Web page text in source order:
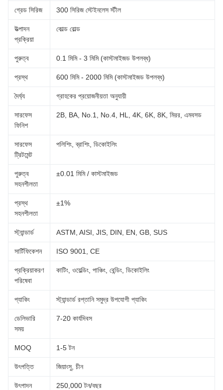
গ্রেড সিরিজ 300 সিরিজ স্টেইনলেস স্টীল
উত্পাদন
প্রক্রিয়া
কোল্ড রোল্ড
পুরুত্ব 0.1 মিমি - 3 মিমি (কাস্টমাইজড উপলব্ধ)
প্রস্থ 600 মিমি - 2000 মিমি (কাস্টমাইজড উপলব্ধ)
দৈর্ঘ্য গ্রাহকের প্রয়োজনীয়তা অনুযায়ী
সারফেস
ফিনিশ
2B, BA, No.1, No.4, HL, 4K, 6K, 8K, মিরর, এমবসড
সারফেস
ট্রিটমেন্ট
পলিশিং, ব্রাশিং, ডিকোইলিং
পুরুত্ব
সহনশীলতা
±0.01 মিমি / কাস্টমাইজড
প্রস্থ
সহনশীলতা
±1%
স্ট্যান্ডার্ড ASTM, AISI, JIS, DIN, EN, GB, SUS
সার্টিফিকেশন ISO 9001, CE
প্রক্রিয়াকরণ
পরিষেবা
কাটিং, ওয়েল্ডিং, পাঞ্চিং, বেন্ডিং, ডিকোইলিং
প্যাকিং স্ট্যান্ডার্ড রপ্তানি সমুদ্র উপযোগী প্যাকিং
ডেলিভারি
সময়
7-20 কার্যদিবস
MOQ 1-5 টন
উৎপত্তি জিয়াংসু, চীন
উৎপাদন
250,000 টন/বছর